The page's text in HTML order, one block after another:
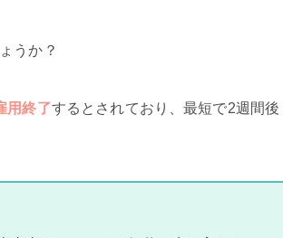
うか？
用終了するとされており、最短で2週間後